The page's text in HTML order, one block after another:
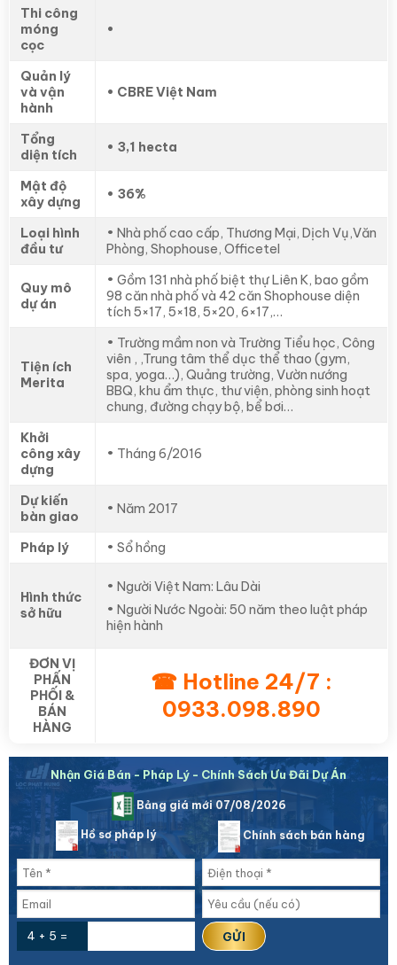
Thi công
móng
cọc
•
Quản lý
và vận
hành
• CBRE Việt Nam
Tổng
diện tích
• 3,1 hecta
Mật độ
xây dựng
• 36%
Loại hình
đầu tư
• Nhà phố cao cấp, Thương Mại, Dịch Vụ,Văn
Phòng, Shophouse, Officetel
Quy mô
dự án
• Gồm 131 nhà phố biệt thự Liên K, bao gồm
98 căn nhà phố và 42 căn Shophouse diện
tích 5×17, 5×18, 5×20, 6×17,…
Tiện ích
Merita
• Trường mầm non và Trường Tiểu học, Công
viên , ,Trung tâm thể dục thể thao (gym,
spa, yoga…), Quảng trường, Vườn nướng
BBQ, khu ẩm thực, thư viện, phòng sinh hoạt
chung, đường chạy bộ, bể bơi…
Khởi
công xây
dựng
• Tháng 6/2016
Dự kiến
bàn giao
• Năm 2017
Pháp lý • Sổ hồng
Hình thức
sở hữu
• Người Việt Nam: Lâu Dài
• Người Nước Ngoài: 50 năm theo luật pháp
hiện hành
ĐƠN VỊ
PHẤN
PHỐI &
BÁN
HÀNG
☎ Hotline 24/7 :
0933.098.890
Nhận Giá Bán - Pháp Lý - Chính Sách Ưu Đãi Dự Án
Bảng giá mới 07/08/2026
Hồ sơ pháp lý Chính sách bán hàng
4 + 5 =